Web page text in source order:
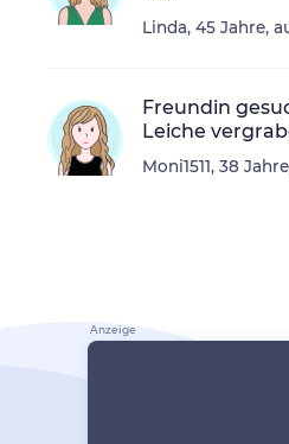
Linda, 45 Jahre,
Freundin
Leiche
Moni1511, 38